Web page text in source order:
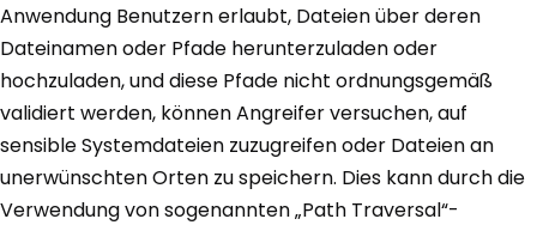
Anwendung Benutzern erlaubt, Dateien über deren
Dateinamen oder Pfade herunterzuladen oder
hochzuladen, und diese Pfade nicht ordnungsgemäß
validiert werden, können Angreifer versuchen, auf
sensible Systemdateien zuzugreifen oder Dateien an
unerwünschten Orten zu speichern. Dies kann durch die
Verwendung von sogenannten „Path Traversal“-